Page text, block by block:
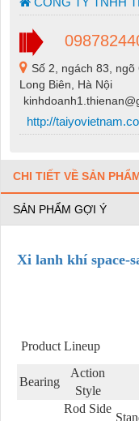
Số 2, ngách 83, ngõ
Long Biên, Hà Nội
http://
CHI TIẾT VỀ SẢN
SẢN PHẨM GỢI Ý
Xi lanh khí space-
Product Lineup
Bearing
Action
Style
Rod Side